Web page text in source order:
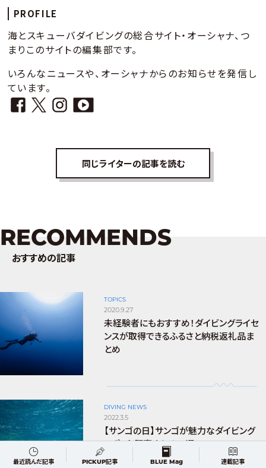
PROFILE
海とスキューバダイビングの総合サイト・オーシャナ、つ
まりこのサイトの編集部です。
いろんなニュースや、オーシャナからのお知らせを発信し
ています。
同じライターの記事を読む
RECOMMENDS
おすすめの記事
TOPICS
2020.9.27
未経験者にもおすすめ！ダイビングライセ
ンスが取得できるふるさと納税返礼品ま
とめ
DIVING NEWS
2022.3.5
【サンゴの日】サンゴが魅力なダイビング
スポット記事まとめ12選
最近読んだ記事 PICKUP記事 BLUE Mag 連載記事